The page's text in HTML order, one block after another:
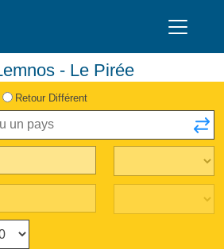
- Le Pirée
Retour Différent